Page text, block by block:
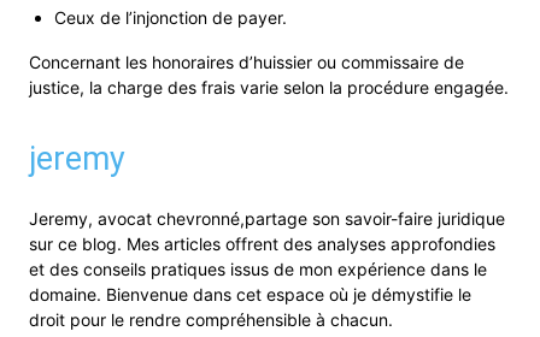
Ceux de l’injonction de payer.
Concernant les honoraires d’huissier ou commissaire de
justice, la charge des frais varie selon la procédure engagée.
jeremy
Jeremy, avocat chevronné,partage son savoir-faire juridique
sur ce blog. Mes articles offrent des analyses approfondies
et des conseils pratiques issus de mon expérience dans le
domaine. Bienvenue dans cet espace où je démystifie le
droit pour le rendre compréhensible à chacun.